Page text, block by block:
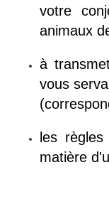
votre
animaux
à
vous
les
matière